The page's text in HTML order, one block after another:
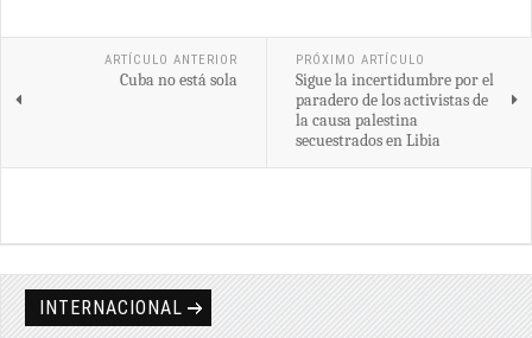
ARTÍCULO ANTERIOR
Cuba no está sola
PRÓXIMO ARTÍCULO
Sigue la incertidumbre por el
paradero de los activistas de
la causa palestina
secuestrados en Libia
INTERNACIONAL